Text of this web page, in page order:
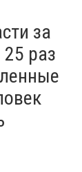
за
раз